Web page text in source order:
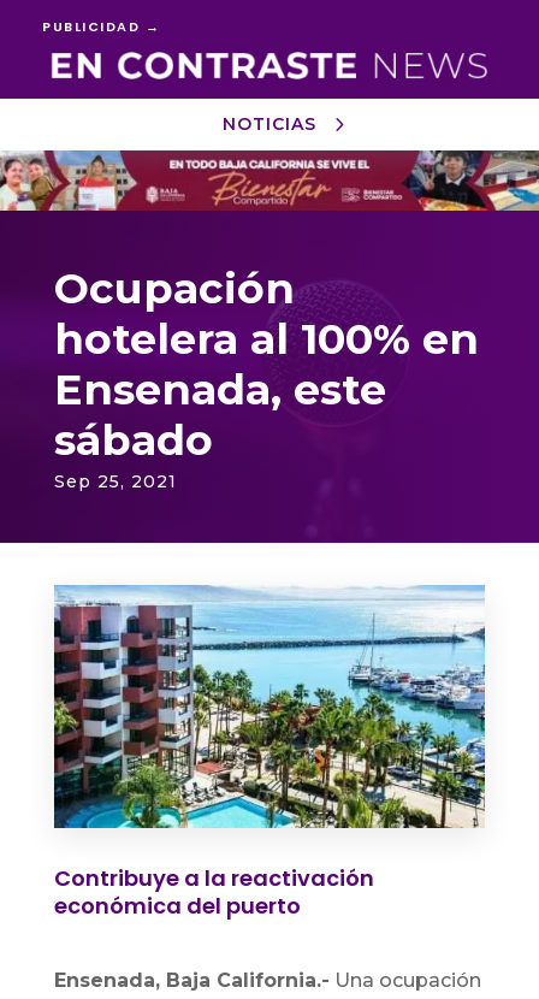
PUBLICIDAD →
NOTICIAS
Reproductor
de
vídeo
Ocupación
hotelera al 100% en
Ensenada, este
sábado
Sep 25, 2021
Contribuye a la reactivación
económica del puerto
Ensenada, Baja California.- Una ocupación